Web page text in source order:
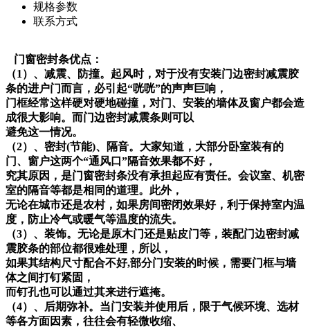
规格参数
联系方式
门窗密封条优点：
（1）、减震、防撞。起风时，对于没有安装门边密封减震胶
条的进户门而言，必引起“咣咣”的声声巨响，
门框经常这样硬对硬地碰撞，对门、安装的墙体及窗户都会造
成很大影响。而门边密封减震条则可以
避免这一情况。
（2）、密封(节能)、隔音。大家知道，大部分卧室装有的
门、窗户这两个“通风口”隔音效果都不好，
究其原因，是门窗密封条没有承担起应有责任。会议室、机密
室的隔音等都是相同的道理。此外，
无论在城市还是农村，如果房间密闭效果好，利于保持室内温
度，防止冷气或暖气等温度的流失。
（3）、装饰。无论是原木门还是贴皮门等，装配门边密封减
震胶条的部位都很难处理，所以，
如果其结构尺寸配合不好,部分门安装的时候，需要门框与墙
体之间打钉紧固，
而钉孔也可以通过其来进行遮掩。
（4）、后期弥补。当门安装并使用后，限于气候环境、选材
等各方面因素，往往会有轻微收缩、